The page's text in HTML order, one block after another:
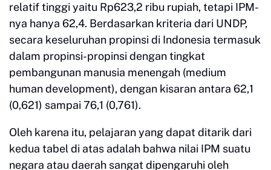
relatif tinggi yaitu Rp623,2 ribu rupiah, tetapi IPM-
nya hanya 62,4. Berdasarkan kriteria dari UNDP,
secara keseluruhan propinsi di Indonesia termasuk
dalam propinsi-propinsi dengan tingkat
pembangunan manusia menengah (medium
human development), dengan kisaran antara 62,1
(0,621) sampai 76,1 (0,761).
Oleh karena itu, pelajaran yang dapat ditarik dari
kedua tabel di atas adalah bahwa nilai IPM suatu
negara atau daerah sangat dipengaruhi oleh